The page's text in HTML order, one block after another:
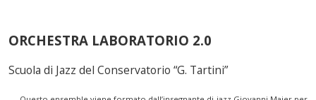
ORCHESTRA LABORATORIO 2.0
Scuola di Jazz del Conservatorio “G. Tartini”